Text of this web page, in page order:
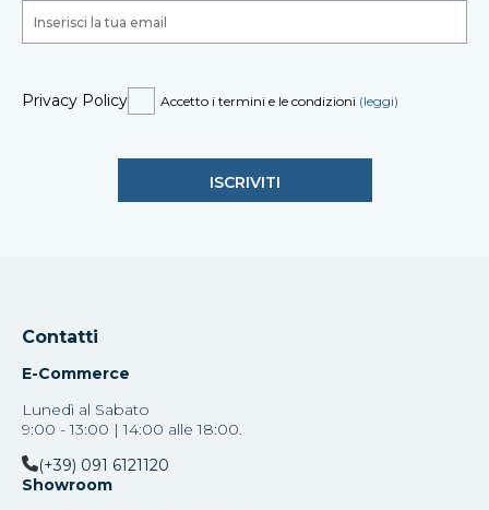
Privacy Policy Accetto i termini e le condizioni (leggi)
Contatti
E-Commerce
Lunedì al Sabato
9:00 - 13:00 | 14:00 alle 18:00.
(+39) 091 6121120
Showroom